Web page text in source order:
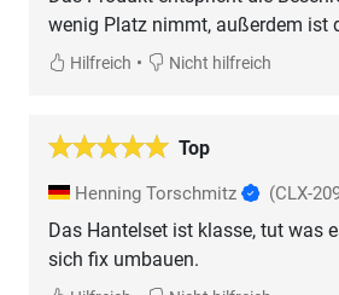
wenig Platz nimmt, außerdem ist
Hilfreich • Nicht hilfreich
Top
Henning Torschmitz (CLX-
Das Hantelset ist klasse, tut was
sich fix umbauen.